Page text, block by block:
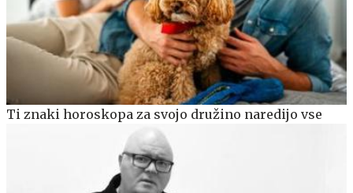
Ti znaki horoskopa za svojo družino naredijo vse